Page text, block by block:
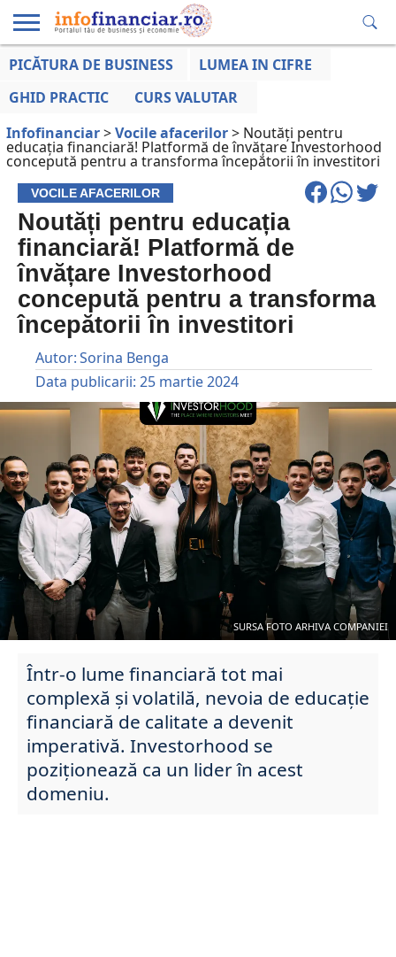
EDUCAȚIE
LA ZI
AFACERILOR
PICĂTURA DE BUSINESS
LUMEA IN CIFRE
GHID PRACTIC
CURS VALUTAR
Infofinanciar>Vocile afacerilor> Noutăți pentru
educația financiară! Platformă de învățare Investorhood
concepută pentru a transforma începătorii în investitori
VOCILE AFACERILOR
Noutăți pentru educația
financiară! Platformă de
învățare Investorhood
concepută pentru a transforma
începătorii în investitori
Autor:Sorina Benga
Data publicarii: 25 martie 2024
SURSA FOTO ARHIVA COMPANIEI
Într-o lume financiară tot mai
complexă și volatilă, nevoia de educație
financiară de calitate a devenit
imperativă. Investorhood se
poziționează ca un lider în acest
domeniu.